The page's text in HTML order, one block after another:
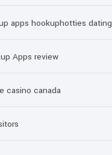
apps hookuphotties dating
Apps review
casino canada